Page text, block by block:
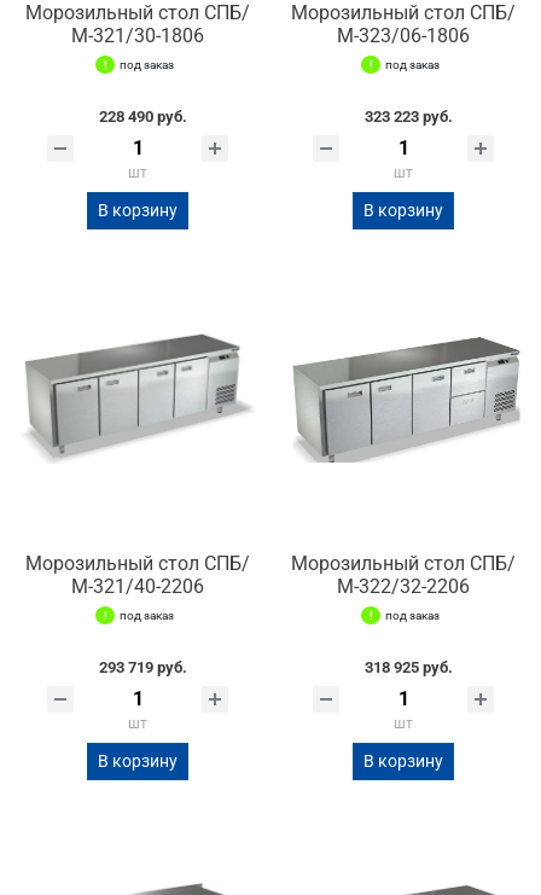
Морозильный стол СПБ/
М-321/30-1806
под заказ
228 490 руб.
шт
В корзину
Морозильный стол СПБ/
М-323/06-1806
под заказ
323 223 руб.
шт
В корзину
Морозильный стол СПБ/
М-321/40-2206
под заказ
293 719 руб.
шт
В корзину
Морозильный стол СПБ/
М-322/32-2206
под заказ
318 925 руб.
шт
В корзину